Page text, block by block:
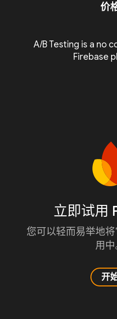
价
A/B Testing is a no
Firebase
立即试用
您可以轻而易举地
用中
开